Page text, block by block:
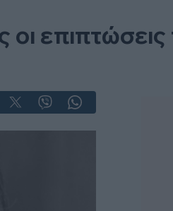
επιπτώσεις